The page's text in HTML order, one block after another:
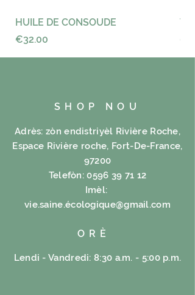
HUILE DE CONSOUDE
Price
€32.00
SHOP NOU
Adrès: zòn endistriyèl Rivière Roche,
Espace Rivière roche, Fort-De-France,
97200
Telefòn:0596 39 71 12
Imèl:
vie.saine.écologique@gmail.com
ORÈ
Lendi - Vandredi: 8:30 a.m. - 5:00 p.m.